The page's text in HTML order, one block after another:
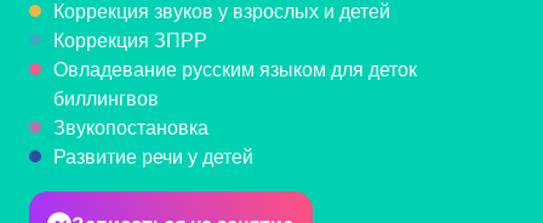
Коррекция звуков у взрослых и детей
Коррекция ЗПРР
Овладевание русским языком для деток
биллингвов
Звукопостановка
Развитие речи у детей